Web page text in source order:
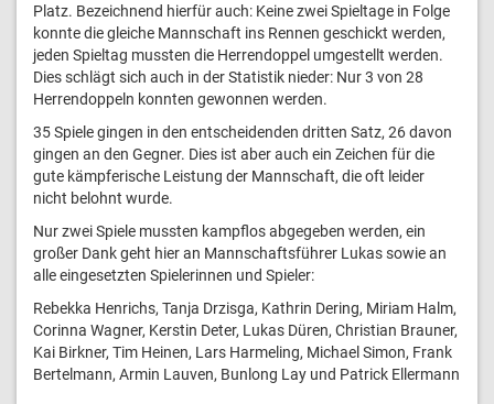
Platz. Bezeichnend hierfür auch: Keine zwei Spieltage in Folge
konnte die gleiche Mannschaft ins Rennen geschickt werden,
jeden Spieltag mussten die Herrendoppel umgestellt werden.
Dies schlägt sich auch in der Statistik nieder: Nur 3 von 28
Herrendoppeln konnten gewonnen werden.
35 Spiele gingen in den entscheidenden dritten Satz, 26 davon
gingen an den Gegner. Dies ist aber auch ein Zeichen für die
gute kämpferische Leistung der Mannschaft, die oft leider
nicht belohnt wurde.
Nur zwei Spiele mussten kampflos abgegeben werden, ein
großer Dank geht hier an Mannschaftsführer Lukas sowie an
alle eingesetzten Spielerinnen und Spieler:
Rebekka Henrichs, Tanja Drzisga, Kathrin Dering, Miriam Halm,
Corinna Wagner, Kerstin Deter, Lukas Düren, Christian Brauner,
Kai Birkner, Tim Heinen, Lars Harmeling, Michael Simon, Frank
Bertelmann, Armin Lauven, Bunlong Lay und Patrick Ellermann